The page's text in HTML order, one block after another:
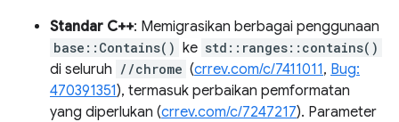
Standar C++: Memigrasikan berbagai penggunaan
base::Contains() ke std::ranges::contains()
di seluruh //chrome (crrev.com/c/7411011, Bug:
470391351), termasuk perbaikan pemformatan
yang diperlukan (crrev.com/c/7247217). Parameter